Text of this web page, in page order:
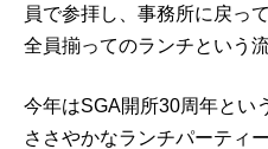
員で参拝し、事務所に戻っ
全員揃ってのランチという流
今年はSGA開所30周年とい
ささやかなランチパーティ